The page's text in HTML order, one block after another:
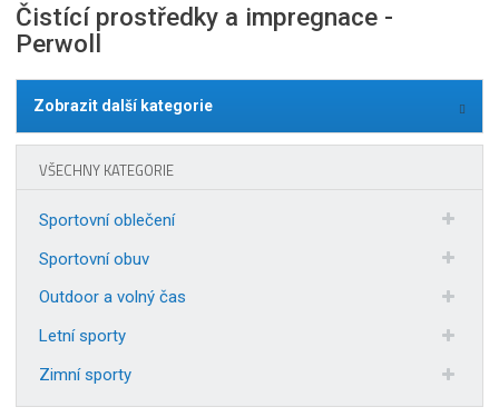
d
t
d
n
Čistící prostředky a impregnace -
Perwoll
Zobrazit další kategorie
VŠECHNY KATEGORIE
Sportovní oblečení
Sportovní obuv
Outdoor a volný čas
Letní sporty
Zimní sporty